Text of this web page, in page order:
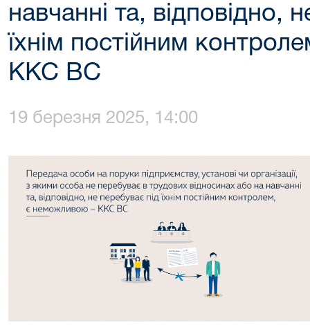
навчанні та, відповідно,
їхнім постійним
ККС ВС
19 березня 2025, 14:00